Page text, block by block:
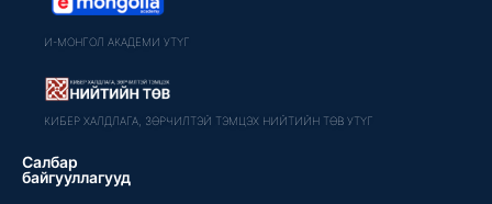
И-МОНГОЛ АКАДЕМИ УТҮГ
КИБЕР ХАЛДЛАГА, ЗӨРЧИЛТЭЙ ТЭМЦЭХ НИЙТИЙН ТӨВ УТҮГ
Салбар
байгууллагууд